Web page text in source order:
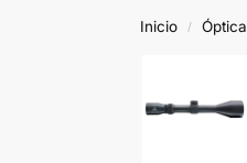
Inicio / Óptica